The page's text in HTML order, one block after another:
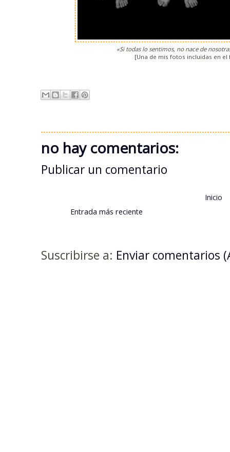
«Si todas lo sentimos, no nace de
[Una de mis fotos incluidas en el
no hay comentarios:
Publicar un comentario
Entrada más reciente
Inicio
Suscribirse a: Enviar comentarios